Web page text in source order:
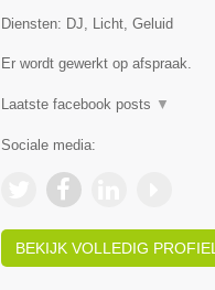
Diensten: DJ, Licht, Geluid
Er wordt gewerkt op afspraak.
Laatste facebook posts ▼
Sociale media:
BEKIJK VOLLEDIG PROFIEL